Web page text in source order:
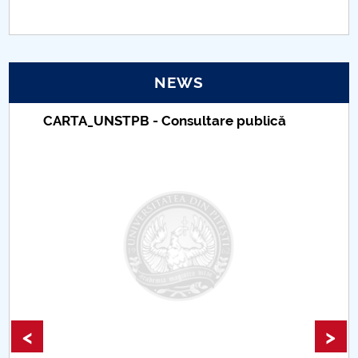
PNRR
IOSUD/CSUD – PhD studies
Comisie de etica unversitară
Accesibilitate pentru studenții cu dizabilități
NEWS
CARTA_UNSTPB - Consultare publică
< >